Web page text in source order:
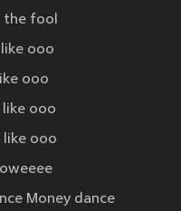
the fool
ooo
ooo
like ooo
like ooo
Money dance